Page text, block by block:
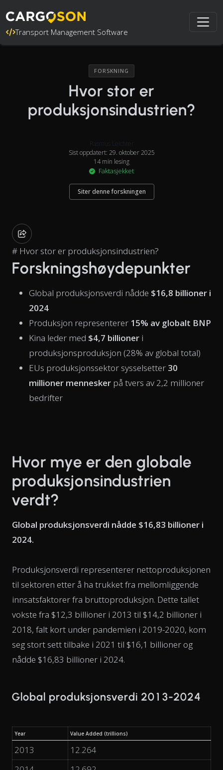
Transport Management Software
FORSKNING
Hvor stor er
produksjonsindustrien?
Rasmus Leichter
Sist oppdatert: 29. oktober 2025
14 min lesing
Faktasjekket
Siter denne forskningen
# Hvor stor er produksjonsindustrien?
Forskningshøydepunkter
Global produksjonsverdi nådde $16,8 billioner i
2024
Produksjon representerer 15% av globalt BNP
Kina leder med $4,7 billioner i
produksjonsproduksjon (28% av global total)
EUs produksjonssektor sysselsetter 30
millioner mennesker på tvers av 2,2 millioner
bedrifter
Hvor mye er den globale
produksjonsindustrien
verdt?
Global produksjonsverdi nådde $16,83 billioner i
2024.
Produksjonsverdi representerer nettoproduksjonen
til sektoren etter å ha trukket fra mellomliggende
innsatsfaktorer fra bruttoproduksjon. Dette tallet
vokste fra $12,3 billioner i 2013 til $14,2 billioner i
2018, falt kort under pandemien i 2019-2020, kom
seg stort sett tilbake i 2021 til $16,1 billioner og
nådde $16,83 billioner i 2024.
Global produksjonsverdi 2013-2024
Year Value Added (trillions)
2013
12.264